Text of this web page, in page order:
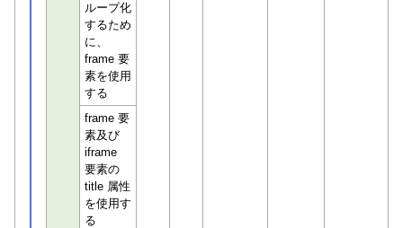
ループ化
するため
に、
frame 要
素を使用
する
frame 要
素及び
iframe
要素の
title 属性
を使用す
る